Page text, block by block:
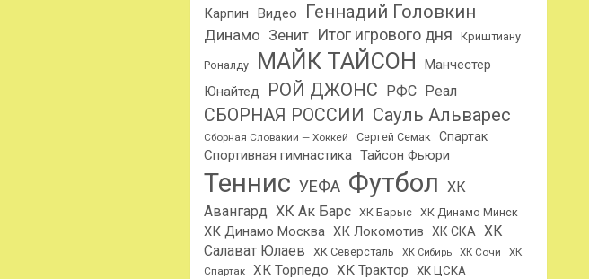
Карпин
Видео Геннадий Головкин
Динамо Зенит Итог игрового дня Криштиану
Роналду МАЙК ТАЙСОН
Манчестер
Юнайтед
РОЙ ДЖОНС РФС Реал
СБОРНАЯ РОССИИ Сауль Альварес
Сборная Словакии — Хоккей Сергей Семак Спартак
Спортивная гимнастика Тайсон Фьюри
Теннис УЕФА Футбол ХК
Авангард ХК Ак Барс ХК Барыс ХК Динамо Минск
ХК Динамо Москва ХК Локомотив ХК СКА
ХК
Салават Юлаев
ХК Северсталь ХК Сибирь ХК Сочи
ХК
Спартак
ХК Торпедо ХК Трактор ХК ЦСКА